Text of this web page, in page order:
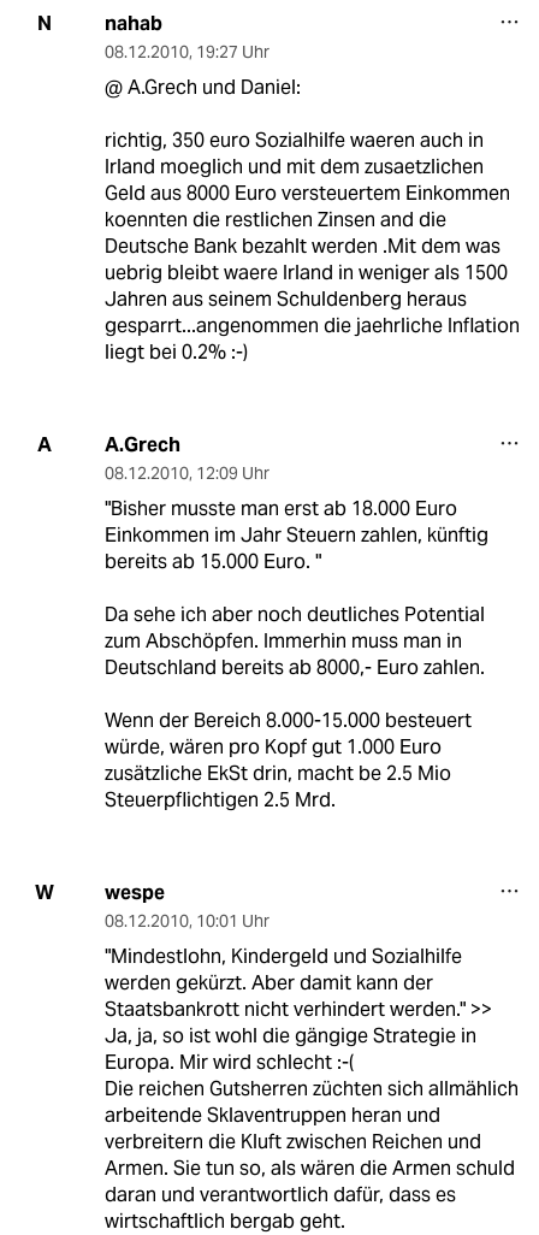
N nahab
08.12.2010, 19:27 Uhr
@ A.Grech und Daniel:
richtig, 350 euro Sozialhilfe waeren auch in
Irland moeglich und mit dem zusaetzlichen
Geld aus 8000 Euro versteuertem Einkommen
koennten die restlichen Zinsen and die
Deutsche Bank bezahlt werden .Mit dem was
uebrig bleibt waere Irland in weniger als 1500
Jahren aus seinem Schuldenberg heraus
gesparrt...angenommen die jaehrliche Inflation
liegt bei 0.2% :-)
A A.Grech
08.12.2010, 12:09 Uhr
"Bisher musste man erst ab 18.000 Euro
Einkommen im Jahr Steuern zahlen, künftig
bereits ab 15.000 Euro. "
Da sehe ich aber noch deutliches Potential
zum Abschöpfen. Immerhin muss man in
Deutschland bereits ab 8000,- Euro zahlen.
Wenn der Bereich 8.000-15.000 besteuert
würde, wären pro Kopf gut 1.000 Euro
zusätzliche EkSt drin, macht be 2.5 Mio
Steuerpflichtigen 2.5 Mrd.
W wespe
08.12.2010, 10:01 Uhr
"Mindestlohn, Kindergeld und Sozialhilfe
werden gekürzt. Aber damit kann der
Staatsbankrott nicht verhindert werden." >>
Ja, ja, so ist wohl die gängige Strategie in
Europa. Mir wird schlecht :-(
Die reichen Gutsherren züchten sich allmählich
arbeitende Sklaventruppen heran und
verbreitern die Kluft zwischen Reichen und
Armen. Sie tun so, als wären die Armen schuld
daran und verantwortlich dafür, dass es
wirtschaftlich bergab geht.